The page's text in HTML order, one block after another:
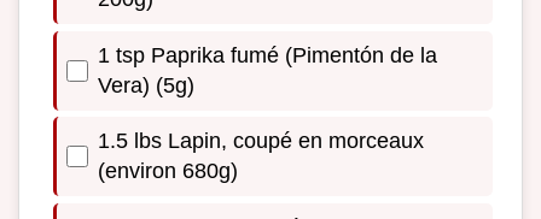
1 tsp Paprika fumé (Pimentón de la
Vera) (5g)
1.5 lbs Lapin, coupé en morceaux
(environ 680g)